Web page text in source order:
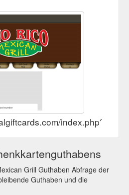
Grill Guthaben Abfrage der
Guthaben und die